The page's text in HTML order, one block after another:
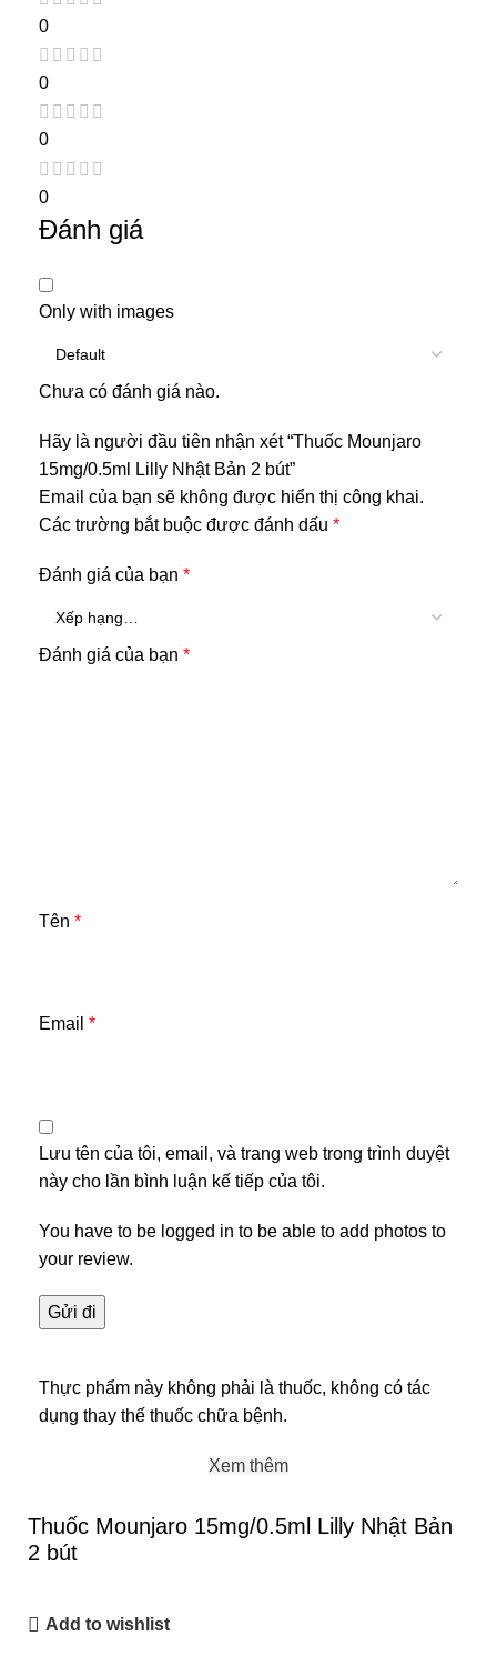
0
0
0
0
Đánh giá
Only with images
Chưa có đánh giá nào.
Hãy là người đầu tiên nhận xét “Thuốc Mounjaro
15mg/0.5ml Lilly Nhật Bản 2 bút”
Email của bạn sẽ không được hiển thị công khai.
Các trường bắt buộc được đánh dấu *
Đánh giá của bạn *
Đánh giá của bạn *
Tên *
Email *
Lưu tên của tôi, email, và trang web trong trình duyệt
này cho lần bình luận kế tiếp của tôi.
You have to be logged in to be able to add photos to
your review.
Thực phẩm này không phải là thuốc, không có tác
dụng thay thế thuốc chữa bệnh.
Xem thêm
Thuốc Mounjaro 15mg/0.5ml Lilly Nhật Bản
2 bút
Add to wishlist